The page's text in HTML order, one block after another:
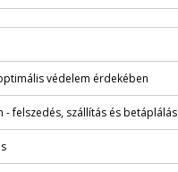
védelem érdekében
- felszedés, szállítás és betáplálás